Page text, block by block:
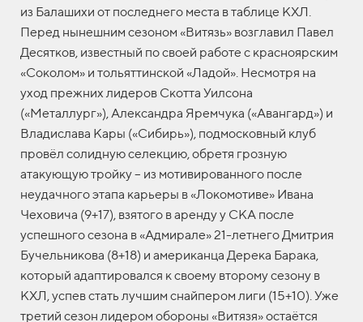
из Балашихи от последнего места в таблице КХЛ.
Перед нынешним сезоном «Витязь» возглавил Павел
Десятков, известный по своей работе с красноярским
«Соколом» и тольяттинской «Ладой». Несмотря на
уход прежних лидеров Скотта Уилсона
(«Металлург»), Александра Яремчука («Авангард») и
Владислава Кары («Сибирь»), подмосковный клуб
провёл солидную селекцию, обретя грозную
атакующую тройку – из мотивированного после
неудачного этапа карьеры в «Локомотиве» Ивана
Чеховича (9+17), взятого в аренду у СКА после
успешного сезона в «Адмирале» 21-летнего Дмитрия
Бучельникова (8+18) и американца Дерека Барака,
который адаптировался к своему второму сезону в
КХЛ, успев стать лучшим снайпером лиги (15+10). Уже
третий сезон лидером обороны «Витязя» остаётся